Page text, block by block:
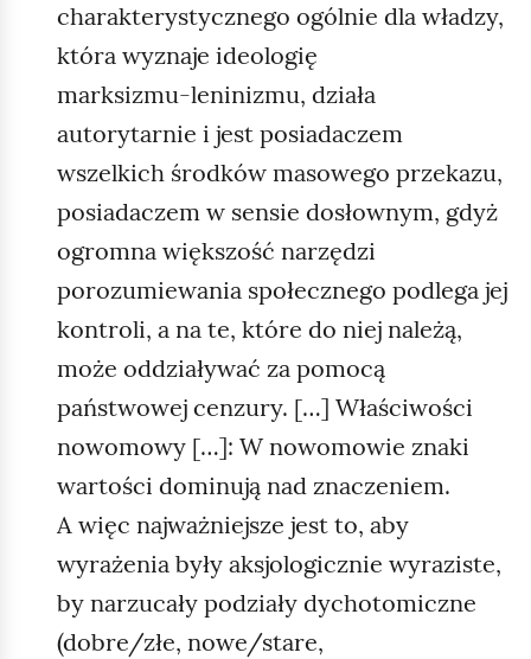
charakterystycznego ogólnie dla władzy,
która wyznaje ideologię
marksizmu‑leninizmu, działa
autorytarnie i jest posiadaczem
wszelkich środków masowego przekazu,
posiadaczem w sensie dosłownym, gdyż
ogromna większość narzędzi
porozumiewania społecznego podlega jej
kontroli, a na te, które do niej należą,
może oddziaływać za pomocą
państwowej cenzury. […] Właściwości
nowomowy […]: W nowomowie znaki
wartości dominują nad znaczeniem.
A więc najważniejsze jest to, aby
wyrażenia były aksjologicznie wyraziste,
by narzucały podziały dychotomiczne
(dobre/złe, nowe/stare,